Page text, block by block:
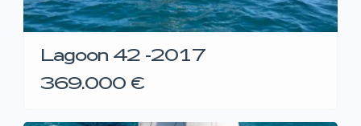
Lagoon 42 -2017
369.000 €